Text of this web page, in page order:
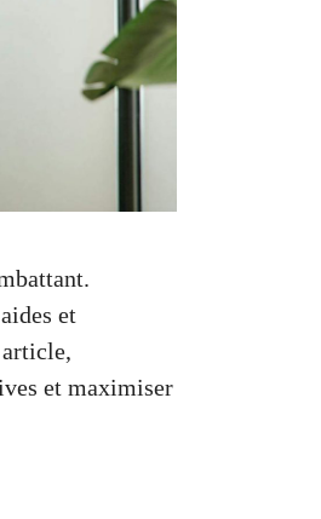
et
et maximiser